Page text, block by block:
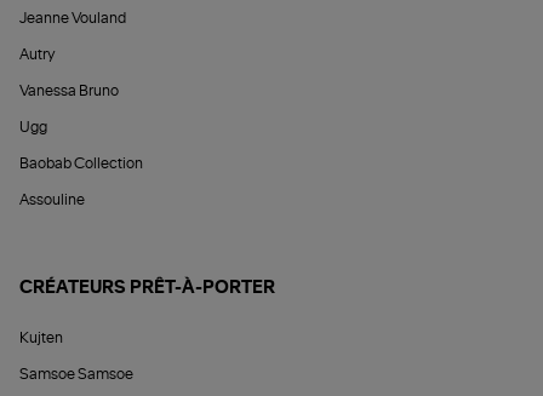
Jeanne Vouland
Autry
Vanessa Bruno
Ugg
Baobab Collection
Assouline
CRÉATEURS PRÊT-À-PORTER
Kujten
Samsoe Samsoe